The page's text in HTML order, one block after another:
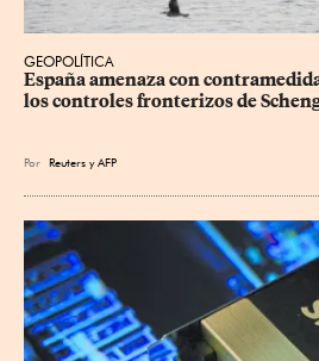
GEOPOLÍTICA
España amenaza con
los controles fronterizos de
Por Reuters yAFP